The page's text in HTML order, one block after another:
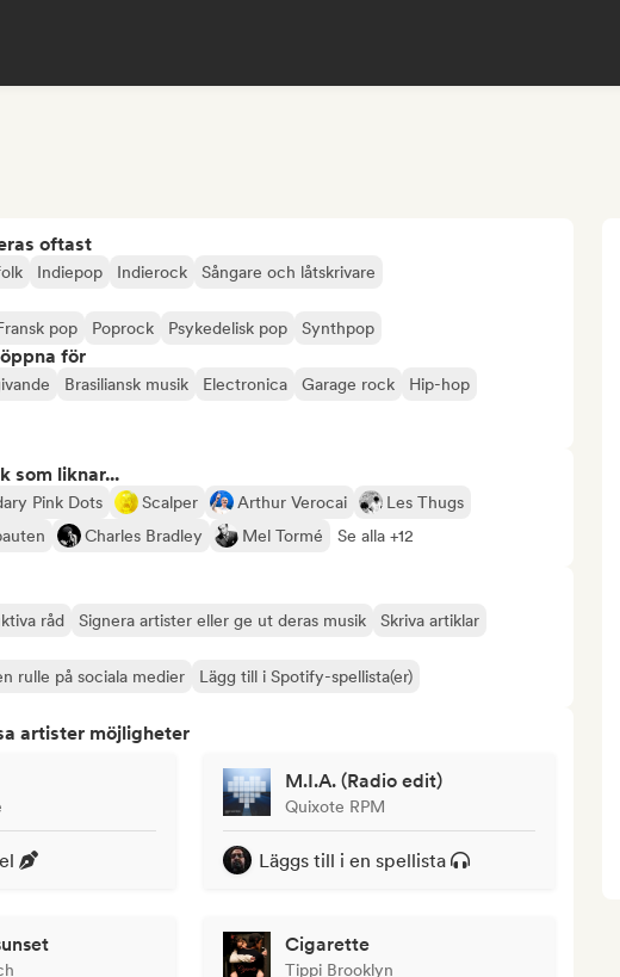
oftast
Indiepop Indierock Sångare och låtskrivare
pop Poprock Psykedelisk pop Synthpop
för
Brasiliansk musik Electronica Garage rock
Hip-hop
som liknar...
Pink Dots Scalper Arthur Verocai
Les Thugs
Charles Bradley Mel Tormé Se alla +12
råd Signera artister eller ge ut deras musik Skriva artiklar
rulle på sociala medier Lägg till i Spotify-spellista(er)
artister möjligheter
M.I.A. (Radio edit)
Quixote RPM
Läggs till i en spellista
Cigarette
Tippi Brooklyn